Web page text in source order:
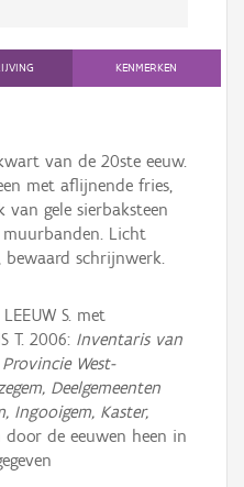
KENMERKEN
van de 20ste eeuw.
met aflijnende fries,
gele sierbaksteen
Licht
bewaard schrijnwerk.
S. met
T. 2006: Inventaris van
West-
Deelgemeenten
Ingooigem, Kaster,
door de eeuwen heen in